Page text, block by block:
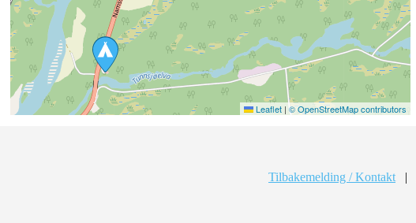
Leaflet | © OpenStreetMap contributors
Tilbakemelding / Kontakt |